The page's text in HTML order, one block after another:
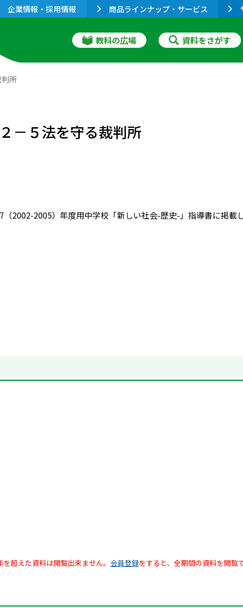
企業情報・採用情報 商品ラインナップ・サービス
教科の広場 資料をさがす
所
－５法を守る裁判所
（2002-2005）年度用中学校「新しい社会-歴史-」指導書に掲載
超えた資料は閲覧出来ません。 会員登録をすると、全期間の資料を閲覧